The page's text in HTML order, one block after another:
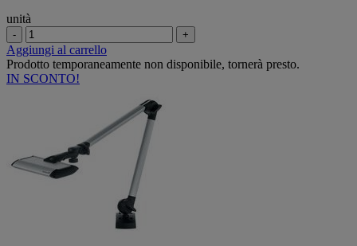
unità
- +
Aggiungi al carrello
Prodotto temporaneamente non disponibile, tornerà presto.
IN SCONTO!